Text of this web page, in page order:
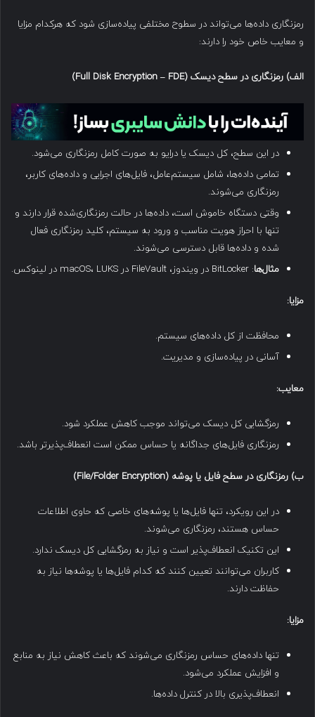
رمزنگاری داده‌ها می‌تواند در سطوح مختلفی پیاده‌سازی شود که هرکدام مزایا
و معایب خاص خود را دارند:
الف) رمزنگاری در سطح دیسک (Full Disk Encryption – FDE)
در این سطح، کل دیسک یا درایو به صورت کامل رمزنگاری می‌شود.
تمامی داده‌ها، شامل سیستم‌عامل، فایل‌های اجرایی و داده‌های کاربر،
رمزنگاری می‌شوند.
وقتی دستگاه خاموش است، داده‌ها در حالت رمزنگاری‌شده قرار دارند و
تنها با احراز هویت مناسب و ورود به سیستم، کلید رمزنگاری فعال
شده و داده‌ها قابل دسترسی می‌شوند.
مثال‌ها: BitLocker در ویندوز، FileVault در macOS، LUKS در لینوکس.
مزایا:
محافظت از کل داده‌های سیستم.
آسانی در پیاده‌سازی و مدیریت.
معایب:
رمزگشایی کل دیسک می‌تواند موجب کاهش عملکرد شود.
رمزنگاری فایل‌های جداگانه یا حساس ممکن است انعطاف‌پذیرتر باشد.
ب) رمزنگاری در سطح فایل یا پوشه (File/Folder Encryption)
در این رویکرد، تنها فایل‌ها یا پوشه‌های خاصی که حاوی اطلاعات
حساس هستند، رمزنگاری می‌شوند.
این تکنیک انعطاف‌پذیر است و نیاز به رمزگشایی کل دیسک ندارد.
کاربران می‌توانند تعیین کنند که کدام فایل‌ها یا پوشه‌ها نیاز به
حفاظت دارند.
مزایا:
تنها داده‌های حساس رمزنگاری می‌شوند که باعث کاهش نیاز به منابع
و افزایش عملکرد می‌شود.
انعطاف‌پذیری بالا در کنترل داده‌ها.